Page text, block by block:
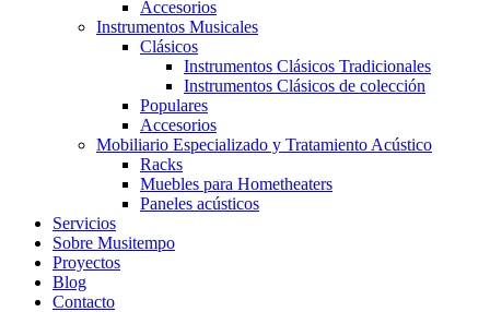
Accesorios
Instrumentos Musicales
Clásicos
Instrumentos Clásicos Tradicionales
Instrumentos Clásicos de colección
Populares
Accesorios
Mobiliario Especializado y Tratamiento Acústico
Racks
Muebles para Hometheaters
Paneles acústicos
Servicios
Sobre Musitempo
Proyectos
Blog
Contacto